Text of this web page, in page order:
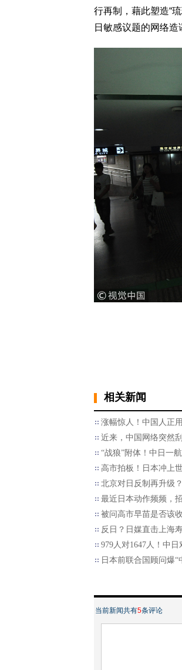
行再制，藉此塑造“
日敏感议题的网络造
相关新闻
涨幅惊人！中国人正
近来，中国网络突然
“战狼”附体！中日一
高市拍板！日本冲上
北京对日反制再升级
最近日本动作频频，
被问高市早苗是否该
反日？日媒直击上海
979人对1647人！中日
日本前联合国顾问爆“
当前新闻共有5条评论